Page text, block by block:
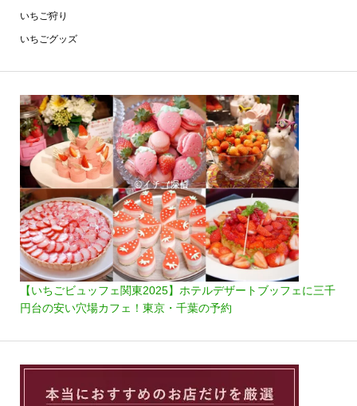
いちご狩り
いちごグッズ
【いちごビュッフェ関東2025】ホテルデザートブッフェに三千
円台の安い穴場カフェ！東京・千葉の予約